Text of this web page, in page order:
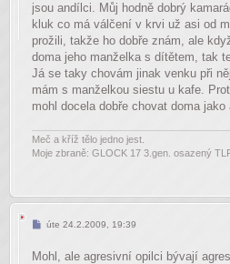
jsou andílci. Můj hodně dobrý
kluk co má válčení v krvi už asi od
prožili, takže ho dobře znám, ale
doma jeho manželka s dítětem, tak
Já se taky chovám jinak venku při
mám s manželkou siestu u kafe.
mohl docela dobře chovat doma jako
Meč a kříž tělo jedno jest.
Moje zbraně: GLOCK 17 3.gen. osazený
Příspěvek
úte 24.2.2009, 19:39
Mohl, ale agresivní opilci bývají